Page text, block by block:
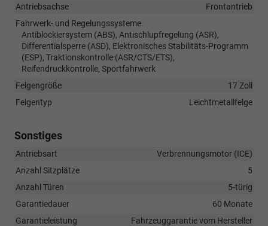
Antriebsachse
Frontantrieb
Fahrwerk- und Regelungssysteme
Antiblockiersystem (ABS), Antischlupfregelung (ASR),
Differentialsperre (ASD), Elektronisches Stabilitäts-Programm
(ESP), Traktionskontrolle (ASR/CTS/ETS),
Reifendruckkontrolle, Sportfahrwerk
Felgengröße
17 Zoll
Felgentyp
Leichtmetallfelge
Sonstiges
Antriebsart
Verbrennungsmotor (ICE)
Anzahl Sitzplätze
5
Anzahl Türen
5-türig
Garantiedauer
60 Monate
Garantieleistung
Fahrzeuggarantie vom Hersteller